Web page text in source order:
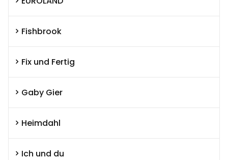
Fishbrook
Fix und Fertig
Gaby Gier
Heimdahl
Ich und du